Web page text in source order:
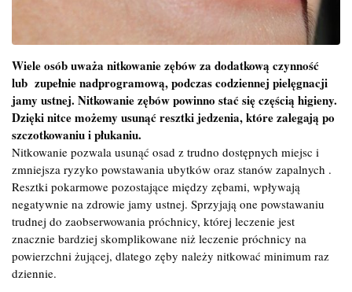
Wiele osób uważa nitkowanie zębów za dodatkową czynność
lub zupełnie nadprogramową, podczas codziennej pielęgnacji
jamy ustnej. Nitkowanie zębów powinno stać się częścią higieny.
Dzięki nitce możemy usunąć resztki jedzenia, które zalegają po
szczotkowaniu i płukaniu.
Nitkowanie pozwala usunąć osad z trudno dostępnych miejsc i
zmniejsza ryzyko powstawania ubytków oraz stanów zapalnych .
Resztki pokarmowe pozostające między zębami, wpływają
negatywnie na zdrowie jamy ustnej. Sprzyjają one powstawaniu
trudnej do zaobserwowania próchnicy, której leczenie jest
znacznie bardziej skomplikowane niż leczenie próchnicy na
powierzchni żującej, dlatego zęby należy nitkować minimum raz
dziennie.